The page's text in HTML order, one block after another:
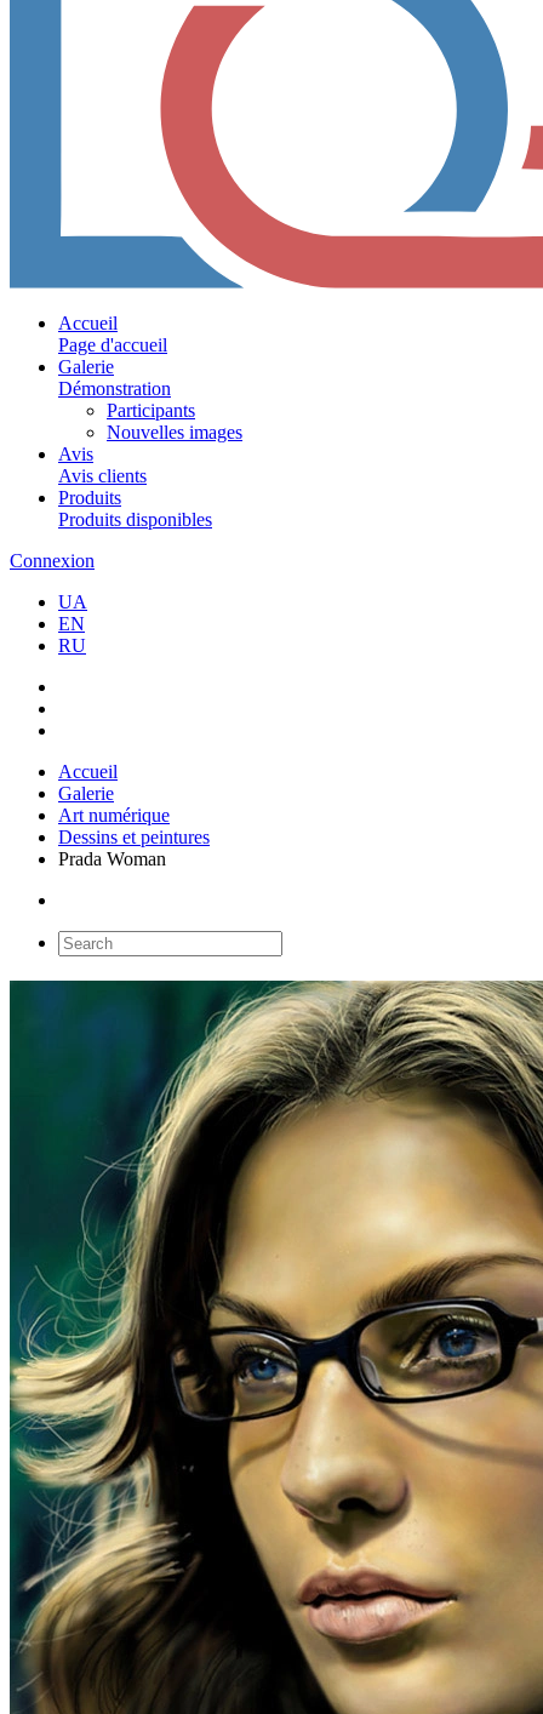
Accueil
Page d'accueil
Galerie
Démonstration
Participants
Nouvelles images
Avis
Avis clients
Produits
Produits disponibles
Connexion
UA
EN
RU
Accueil
Galerie
Art numérique
Dessins et peintures
Prada Woman